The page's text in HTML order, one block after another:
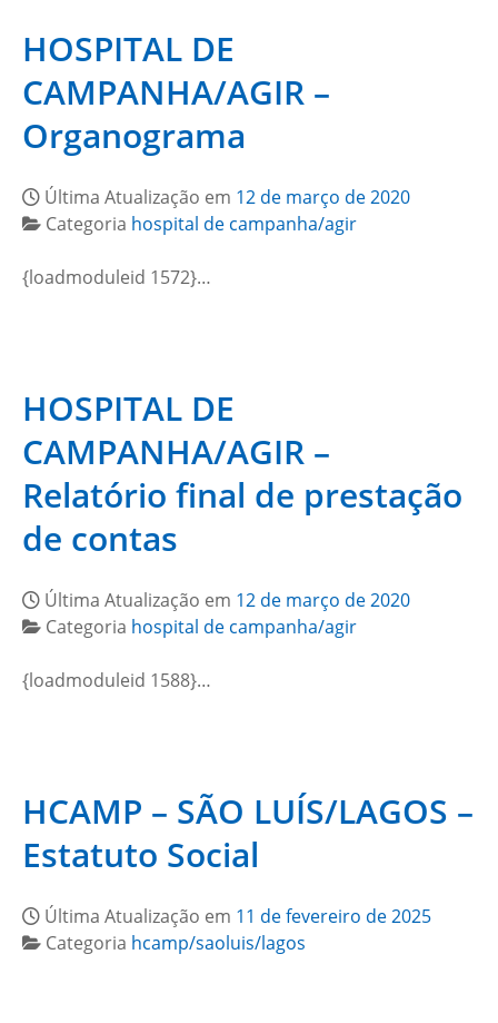
HOSPITAL DE
CAMPANHA/AGIR –
Organograma
Última Atualização em 12 de março de 2020
Categoria hospital de campanha/agir
{loadmoduleid 1572}…
HOSPITAL DE
CAMPANHA/AGIR –
Relatório final de prestação
de contas
Última Atualização em 12 de março de 2020
Categoria hospital de campanha/agir
{loadmoduleid 1588}…
HCAMP – SÃO LUÍS/LAGOS –
Estatuto Social
Última Atualização em 11 de fevereiro de 2025
Categoria hcamp/saoluis/lagos